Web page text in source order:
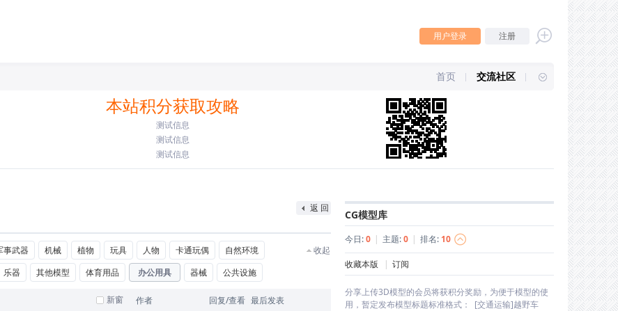
注册
用户登录
首页 交流社区
本站积分获取攻略
测试信息
测试信息
测试信息
返 回
收起
事武器 机械 植物 玩具 人物 卡通玩偶
自然环境
乐器 其他模型 体育用品 办公用具 器械 公共设施
新窗 作者 回复/查看 最后发表
CG模型库
今日:0 | 主题:0 | 排名: 10
收藏本版 | 订阅
分享上传3D模型的会员将获积分奖励，为便于模型的使
用，暂定发布模型标题标准格式： [交通运输]越野车